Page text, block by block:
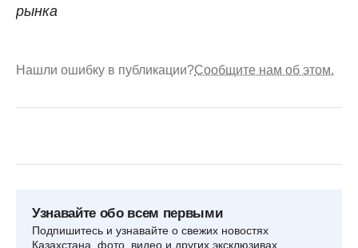
рынка
Нашли ошибку в публикации?Сообщите нам об этом.
Узнавайте обо всем первыми
Подпишитесь и узнавайте о свежих новостях
Казахстана, фото, видео и других эксклюзивах